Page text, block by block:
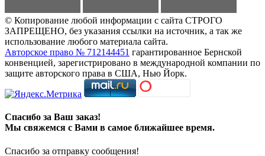
© Копирование любой информации с сайта СТРОГО
ЗАПРЕЩЕНО, без указания ссылки на источник, а так же
использование любого материала сайта.
Авторское право № 712144451 гарантированное Бернской
конвенцией, зарегистрировано в международной компании по
защите авторского права в США, Нью Йорк.
Спасибо за Ваш заказ!
Мы свяжемся с Вами в самое ближайшее время.
Спасибо за отправку сообщения!